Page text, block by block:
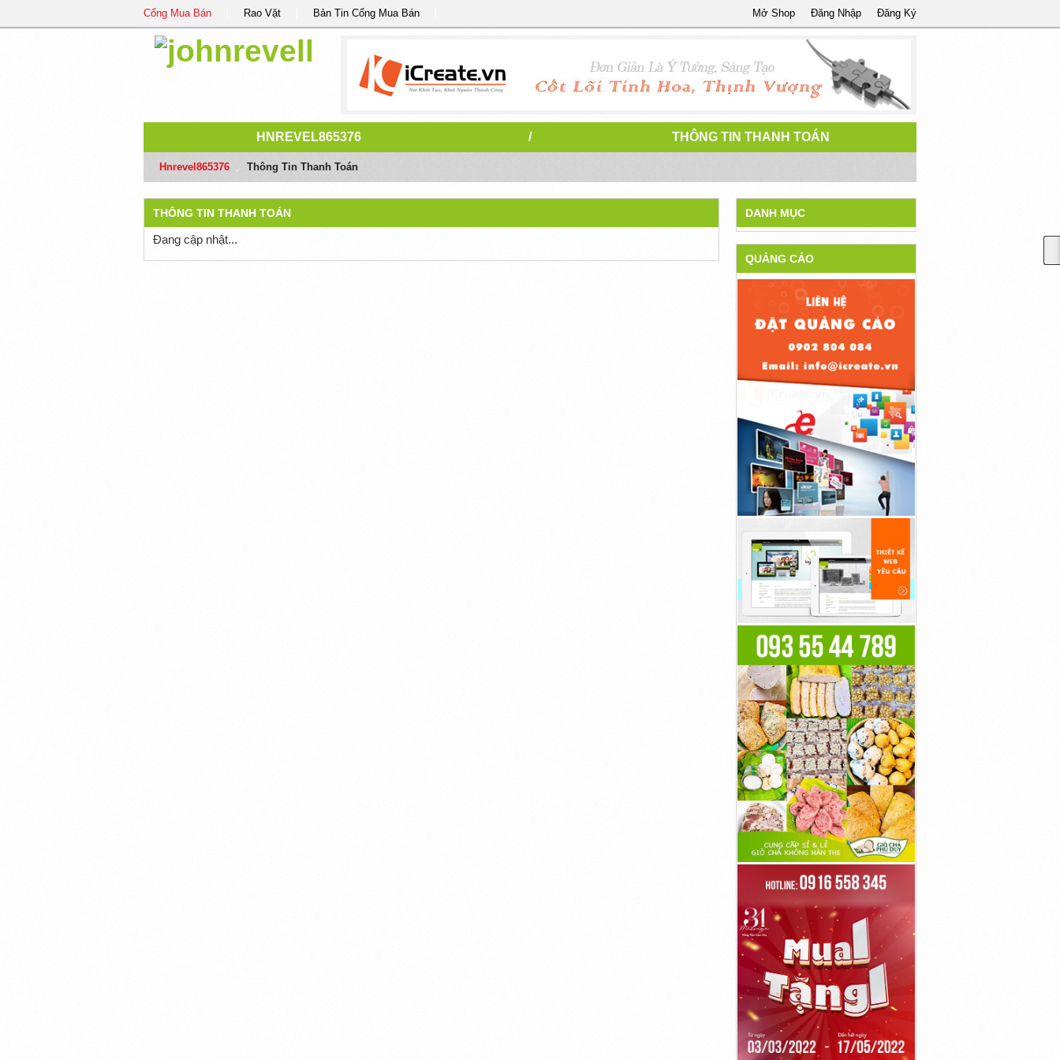
Cổng Mua Bán Rao Vặt Bản Tin Cổng Mua Bán Đăng Ký
Đăng Nhập
Mở Shop
HNREVEL865376 / THÔNG TIN THANH TOÁN
Hnrevel865376 Thông Tin Thanh Toán
THÔNG TIN THANH TOÁN
Đang cập nhật...
DANH MỤC
QUẢNG CÁO